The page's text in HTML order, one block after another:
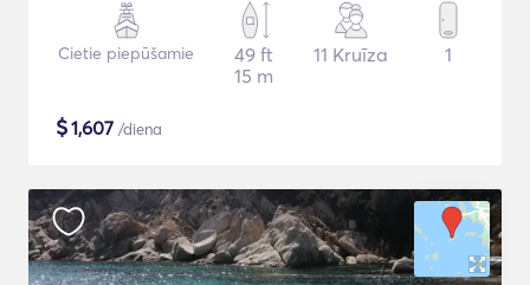
Cietie piepūšamie
49 ft
15 m
11 Kruīza 1
$1,607 /diena